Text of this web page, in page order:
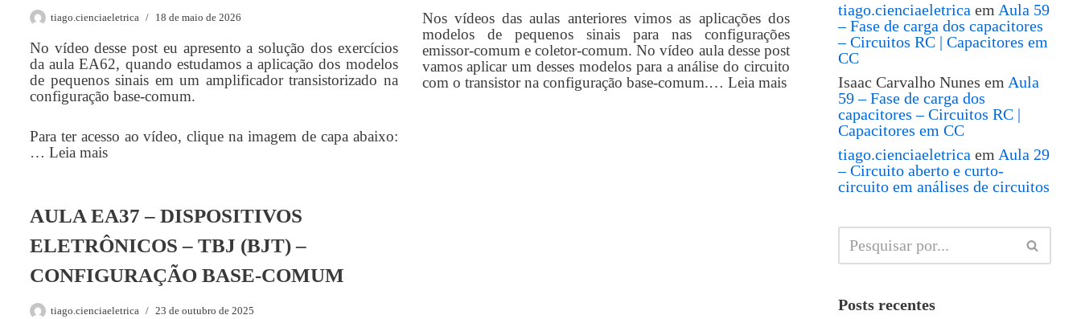
tiago.cienciaeletrica 18 de maio de 2026
No vídeo desse post eu apresento a solução dos exercícios
da aula EA62, quando estudamos a aplicação dos modelos
de pequenos sinais em um amplificador transistorizado na
configuração base-comum.
Para ter acesso ao vídeo, clique na imagem de capa abaixo:
… Leia mais
Nos vídeos das aulas anteriores vimos as aplicações dos
modelos de pequenos sinais para nas configurações
emissor-comum e coletor-comum. No vídeo aula desse post
vamos aplicar um desses modelos para a análise do circuito
com o transistor na configuração base-comum.… Leia mais
AULA EA37 – DISPOSITIVOS
ELETRÔNICOS – TBJ (BJT) –
CONFIGURAÇÃO BASE-COMUM
tiago.cienciaeletrica 23 de outubro de 2025
tiago.cienciaeletrica em Aula 59
– Fase de carga dos capacitores
– Circuitos RC | Capacitores em
CC
Isaac Carvalho Nunes em Aula
59 – Fase de carga dos
capacitores – Circuitos RC |
Capacitores em CC
tiago.cienciaeletrica em Aula 29
– Circuito aberto e curto-
circuito em análises de circuitos
Posts recentes